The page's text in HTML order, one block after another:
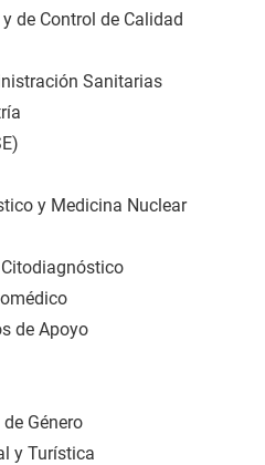
de Control de Calidad
Sanitarias
y Medicina Nuclear
de Apoyo
Género
y Turística